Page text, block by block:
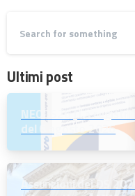
Ultimi post
NEODS26 | La
del 6 agosto 2026
Assunzioni dei DS